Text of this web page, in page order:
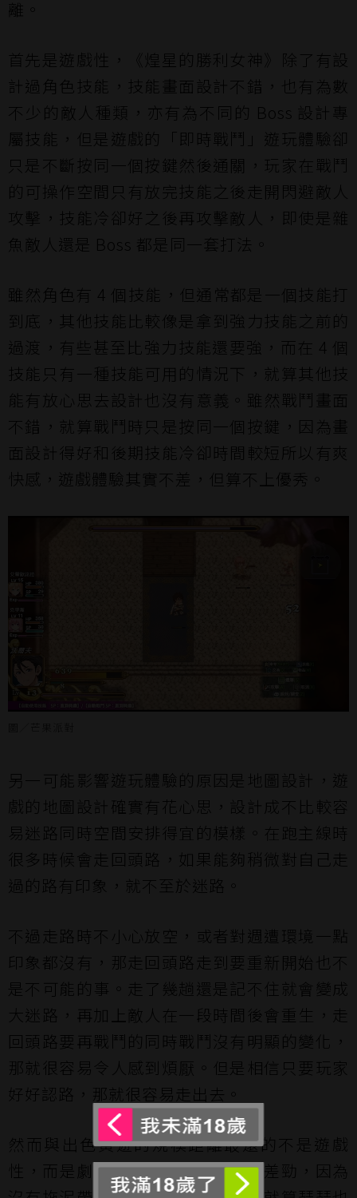
離。
首先是遊戲性，《煌星的勝利女神》除了有設
計過角色技能，技能畫面設計不錯，也有為數
不少的敵人種類，亦有為不同的 Boss 設計專
屬技能，但是遊戲的「即時戰鬥」遊玩體驗卻
只是不斷按同一個按鍵然後通關，玩家在戰鬥
的可操作空間只有放完技能之後走開閃避敵人
攻擊，技能冷卻好之後再攻擊敵人，即使是雜
魚敵人還是 Boss 都是同一套打法。
雖然角色有 4 個技能，但通常都是一個技能打
到底，其他技能比較像是拿到強力技能之前的
過渡，有些甚至比強力技能還要強，而在 4 個
技能只有一種技能可用的情況下，就算其他技
能有放心思去設計也沒有意義。雖然戰鬥畫面
不錯，就算戰鬥時只是按同一個按鍵，因為畫
面設計得好和後期技能冷卻時間較短所以有爽
快感，遊戲體驗其實不差，但算不上優秀。
另一可能影響遊玩體驗的原因是地圖設計，遊
戲的地圖設計確實有花心思，設計成不比較容
易迷路同時空間安排得宜的模樣。在跑主線時
很多時候會走回頭路，如果能夠稍微對自己走
過的路有印象，就不至於迷路。
不過走路時不小心放空，或者對週遭環境一點
印象都沒有，那走回頭路走到要重新開始也不
是不可能的事。走了幾趟還是記不住就會變成
大迷路，再加上敵人在一段時間後會重生，走
回頭路要再戰鬥的同時戰鬥沒有明顯的變化，
那就很容易令人感到煩厭。但是相信只要玩家
好好認路，那就很容易走出去。
然而與出色黃遊的規模距離最遠的不是遊戲
性，而是劇情——雖然劇情說不上差勁，因為